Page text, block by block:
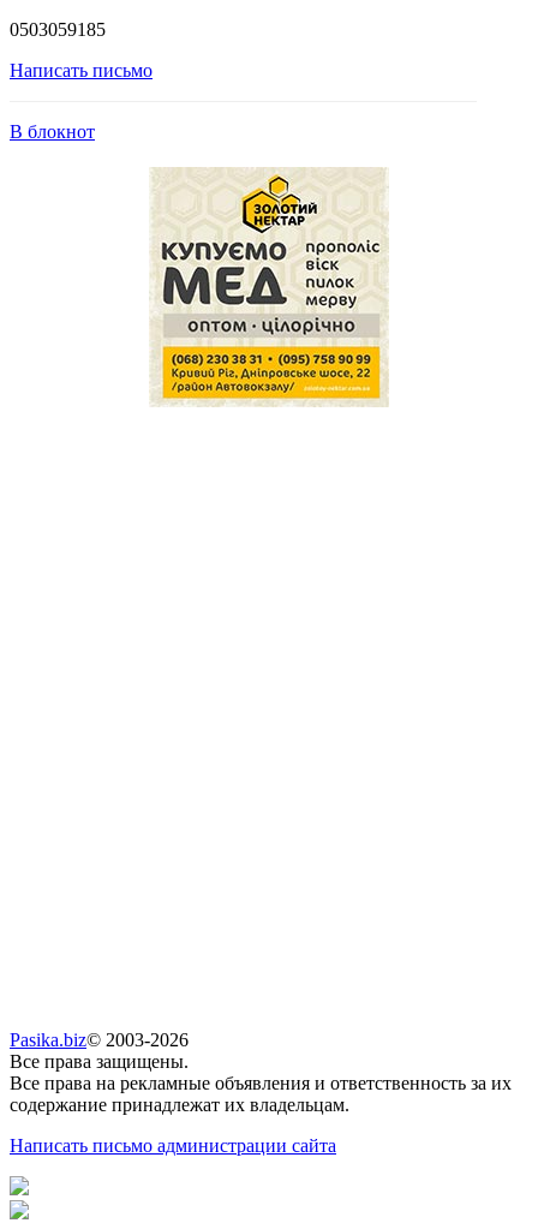
0503059185
Написать письмо
В блокнот
Pasika.biz© 2003-2026
Все права защищены.
Все права на рекламные объявления и ответственность за их
содержание принадлежат их владельцам.
Написать письмо администрации сайта